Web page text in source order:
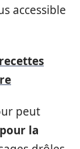
accessible
peut
la